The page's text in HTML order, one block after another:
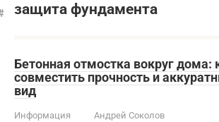
защита фундамента
Бетонная отмостка вокруг дома:
совместить прочность и
вид
Информация Андрей Соколов